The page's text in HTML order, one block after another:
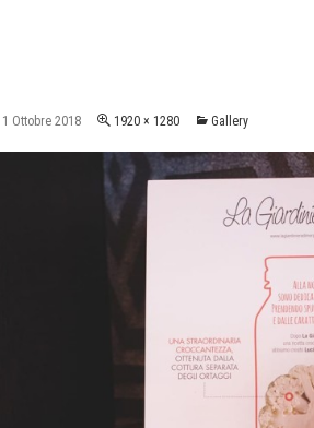
1 Ottobre 2018 1920 × 1280 Gallery